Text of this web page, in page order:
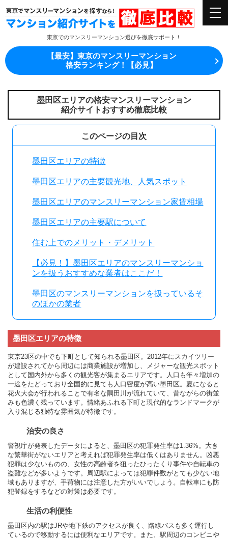
東京でのマンスリーマンション選びを徹底サポート！
【最安】東京のマンスリーマンション
格安ランキング！【必見】
墨田区エリアの格安マンスリーマンション
紹介サイトおすすめ徹底比較
このページの目次
墨田区エリアの特徴
墨田区エリアの主要観光地、人気スポット
墨田区エリアのマンスリーマンション家賃相場
墨田区エリアの主要駅について
住む上でのメリット・デメリット
【必見！】墨田区エリアのマンスリーマンショ
ンを扱うおすすめな業者はここだ！
墨田区のマンスリーマンションを扱っているそ
のほかの業者
墨田区エリアの特徴
東京23区の中でも下町として知られる墨田区。2012年にスカイツリー
が建設されてから周辺には商業施設が増加し、メジャーな観光スポット
として国内外から多くの観光客が集まるエリアです。人口も年々増加の
一途をたどっており全国的に見ても人口密度が高い墨田区。夏になると
花火大会が行われることで有名な隅田川が流れていて、昔ながらの街並
みも色濃く残っています。情緒あふれる下町と現代的なランドマークが
入り混じる独特な雰囲気が特徴です。
治安の良さ
警視庁が発表したデータによると、墨田区の犯罪発生率は1.36%。大き
な繁華街がないエリアと考えれば犯罪発生率は低くはありません。凶悪
犯罪は少ないものの、女性の高齢者を狙ったひったくり事件や自転車の
盗難などが多いようです。周辺駅によっては犯罪件数がとても少ない地
域もありますが、手荷物には注意した方がいいでしょう。自転車にも防
犯登録をするなどの対策は必要です。
生活の利便性
墨田区内の駅はJRや地下鉄のアクセスが良く、路線バスも多く運行し
ているので移動するには便利なエリアです。また、駅周辺のコンビニや